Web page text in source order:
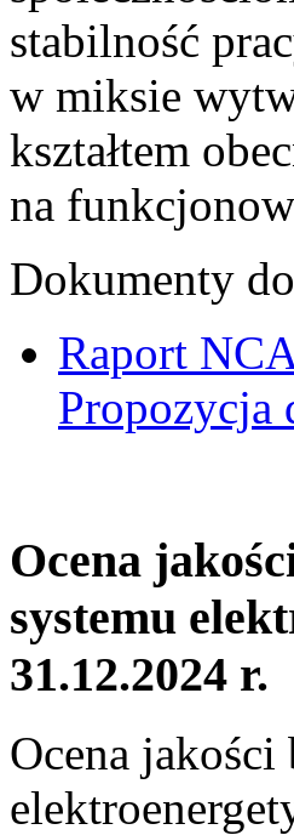
stabilność
w miksie
kształtem
na
Dokumenty
Raport
Propozycja
Ocena
systemu
31.12.2024 r.
Ocena